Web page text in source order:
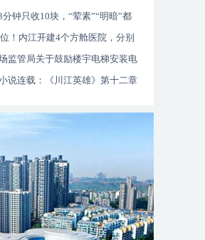
分钟只收10块，“荤素”“明暗”都
！内江开建4个方舱医院，分别
监管局关于鼓励楼宇电梯安装电
阻止系统的倡议书
说连载：《川江英雄》第十二章